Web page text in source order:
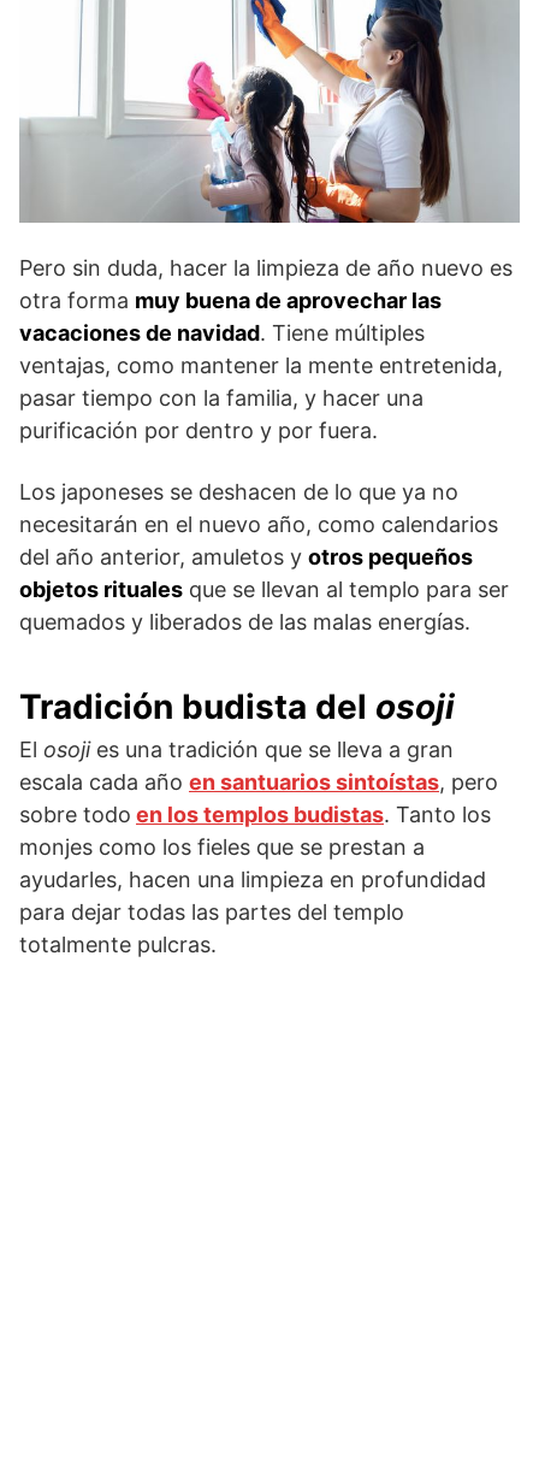
Pero sin duda, hacer la limpieza de año nuevo es
otra forma muy buena de aprovechar las
vacaciones de navidad. Tiene múltiples
ventajas, como mantener la mente entretenida,
pasar tiempo con la familia, y hacer una
purificación por dentro y por fuera.
Los japoneses se deshacen de lo que ya no
necesitarán en el nuevo año, como calendarios
del año anterior, amuletos y otros pequeños
objetos rituales que se llevan al templo para ser
quemados y liberados de las malas energías.
Tradición budista del osoji
El osojies una tradición que se lleva a gran
escala cada año en santuarios sintoístas, pero
sobre todo en los templos budistas. Tanto los
monjes como los fieles que se prestan a
ayudarles, hacen una limpieza en profundidad
para dejar todas las partes del templo
totalmente pulcras.